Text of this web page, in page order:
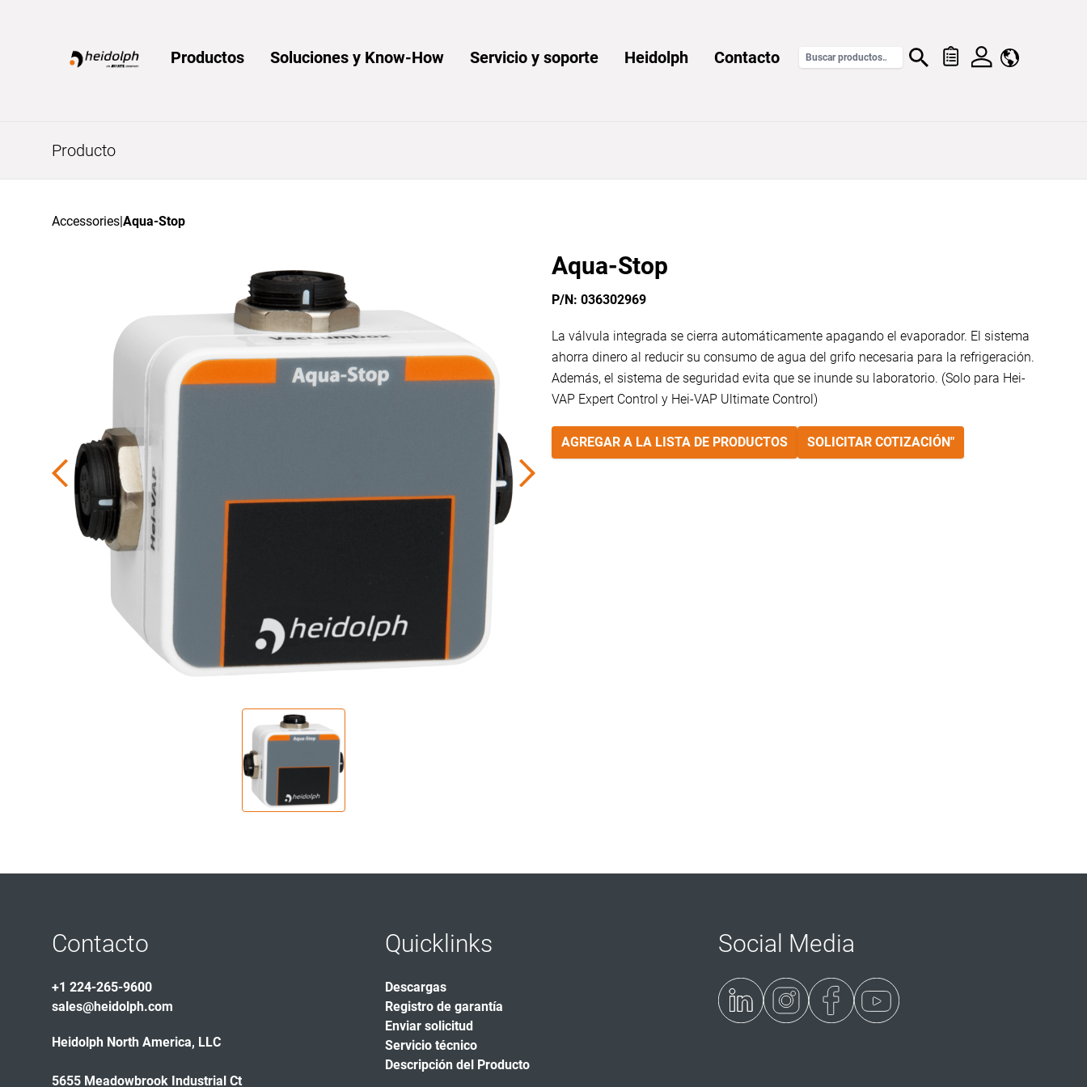
Productos Soluciones y Know-How Servicio y soporte Heidolph Contacto
Producto
Accessories|Aqua-Stop
Aqua-Stop
P/N: 036302969
La válvula integrada se cierra automáticamente apagando el evaporador. El sistema
ahorra dinero al reducir su consumo de agua del grifo necesaria para la refrigeración.
Además, el sistema de seguridad evita que se inunde su laboratorio. (Solo para Hei-
VAP Expert Control y Hei-VAP Ultimate Control)
AGREGAR A LA LISTA DE PRODUCTOS SOLICITAR COTIZACIÓN"
Contacto
+1 224-265-9600
sales@heidolph.com
Heidolph North America, LLC
5655 Meadowbrook Industrial Ct
Quicklinks
Descargas
Registro de garantía
Enviar solicitud
Servicio técnico
Descripción del Producto
Social Media